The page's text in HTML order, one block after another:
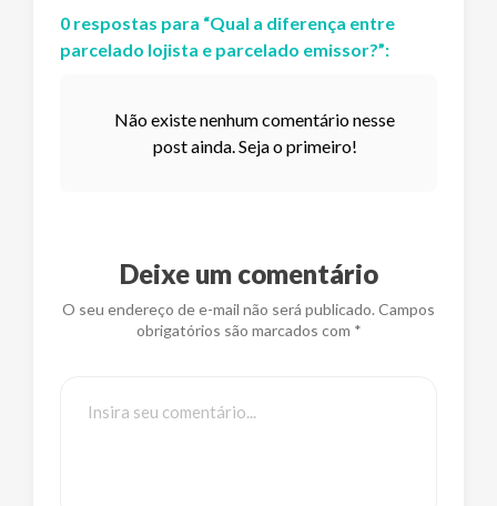
0 respostas para “Qual a diferença entre
parcelado lojista e parcelado emissor?”:
Não existe nenhum comentário nesse
post ainda. Seja o primeiro!
Deixe um comentário
O seu endereço de e-mail não será publicado. Campos
obrigatórios são marcados com *